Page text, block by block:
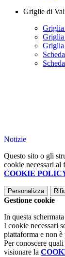
Griglie di
Notizie
Questo sito o gli
cookie necessari
COOKIE
Personalizza
Gestione cookie
In questa
I cookie necessari
piattaforma e non
Per conoscere
visionare la